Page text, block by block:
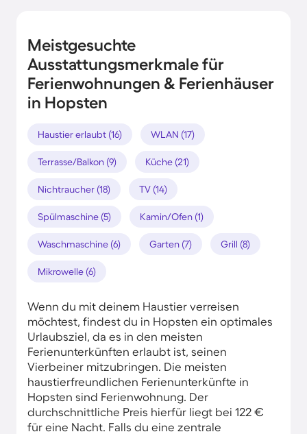
Meistgesuchte
Ausstattungsmerkmale für
Ferienwohnungen & Ferienhäuser
in Hopsten
Haustier erlaubt (16) WLAN (17)
Terrasse/Balkon (9) Küche (21)
Nichtraucher (18) TV (14)
Spülmaschine (5) Kamin/Ofen (1)
Waschmaschine (6) Garten (7) Grill (8)
Mikrowelle (6)
Wenn du mit deinem Haustier verreisen
möchtest, findest du in Hopsten ein optimales
Urlaubsziel, da es in den meisten
Ferienunterkünften erlaubt ist, seinen
Vierbeiner mitzubringen. Die meisten
haustierfreundlichen Ferienunterkünfte in
Hopsten sind Ferienwohnung. Der
durchschnittliche Preis hierfür liegt bei 122 €
für eine Nacht. Falls du eine zentrale